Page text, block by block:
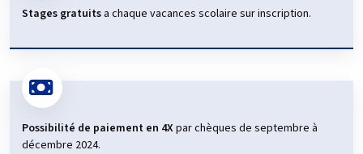
Stages gratuits a chaque vacances scolaire sur inscription.
Possibilité de paiement en 4Xpar chèques de septembre à
décembre 2024.